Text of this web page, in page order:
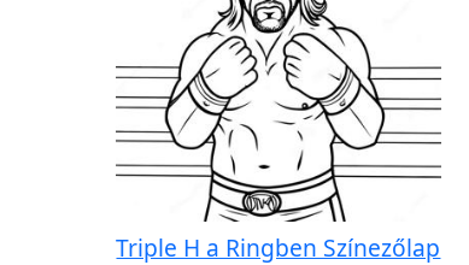
Triple H a Ringben Színezőlap